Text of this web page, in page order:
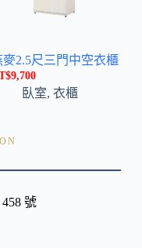
麥2.5尺三門中空衣櫃
9,700
臥室, 衣櫃
號